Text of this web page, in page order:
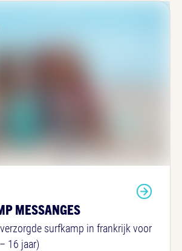
MESSANGES
surfkamp in frankrijk voor
16 jaar)